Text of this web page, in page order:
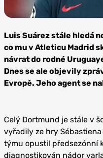
CC BY-SA 3.0
Luis Suárez stále hledá
co mu v Atleticu Madrid
návrat do rodné
Dnes se ale objevily
Evropě. Jeho agent se
Celý Dortmund je stále v
vyřadily ze hry
týmu opustil předsezónní
diagnostikován nádor